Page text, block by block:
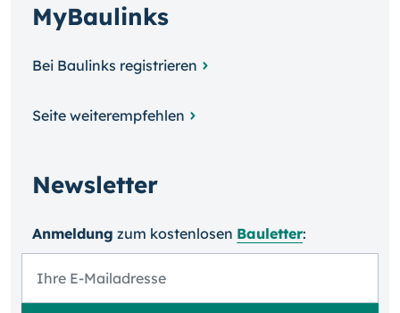
MyBaulinks
Bei Baulinks registrieren
Seite weiterempfehlen
Newsletter
Anmeldung zum kosten­losen Bauletter: